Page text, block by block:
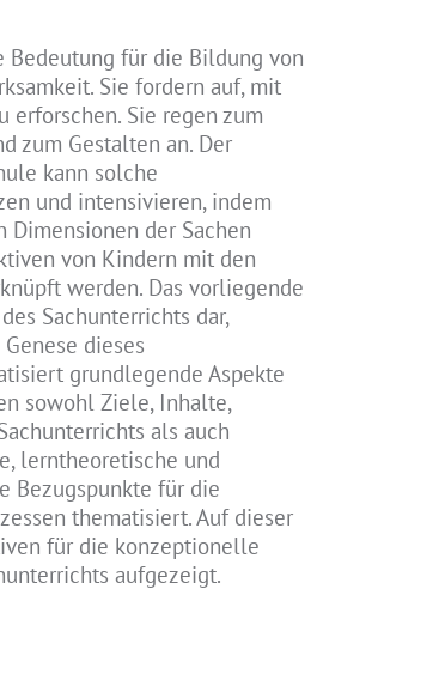
Bedeutung für die Bildung von
Sie fordern auf, mit
erforschen. Sie regen zum
zum Gestalten an. Der
kann solche
und intensivieren, indem
der Sachen
von Kindern mit den
werden. Das vorliegende
Sachunterrichts dar,
dieses
grundlegende Aspekte
sowohl Ziele, Inhalte,
als auch
lerntheoretische und
Bezugspunkte für die
thematisiert. Auf dieser
für die konzeptionelle
aufgezeigt.